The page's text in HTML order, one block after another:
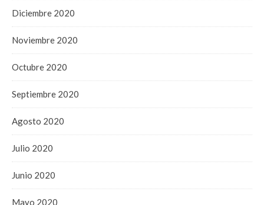
Diciembre 2020
Noviembre 2020
Octubre 2020
Septiembre 2020
Agosto 2020
Julio 2020
Junio 2020
Mayo 2020